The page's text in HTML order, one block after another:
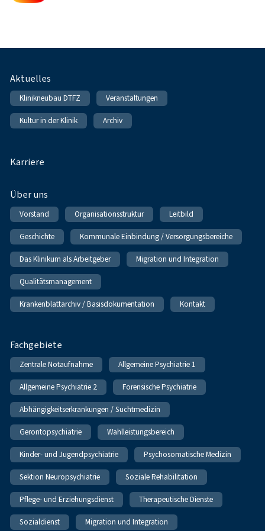
Fußnavigation
Aktuelles
Klinikneubau DTFZ Veranstaltungen
Kultur in der Klinik Archiv
Karriere
Über uns
Vorstand Organisationsstruktur Leitbild
Geschichte Kommunale Einbindung / Versorgungsbereiche
Das Klinikum als Arbeitgeber Migration und Integration
Qualitätsmanagement
Krankenblattarchiv / Basisdokumentation Kontakt
Fachgebiete
Zentrale Notaufnahme Allgemeine Psychiatrie 1
Allgemeine Psychiatrie 2 Forensische Psychiatrie
Abhängigkeitserkrankungen / Suchtmedizin
Gerontopsychiatrie Wahlleistungsbereich
Kinder- und Jugendpsychiatrie Psychosomatische Medizin
Sektion Neuropsychiatrie Soziale Rehabilitation
Pflege- und Erziehungsdienst Therapeutische Dienste
Sozialdienst Migration und Integration